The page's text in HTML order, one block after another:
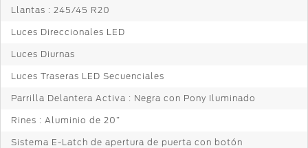
Llantas : 245/45 R20
Luces Direccionales LED
Luces Diurnas
Luces Traseras LED Secuenciales
Parrilla Delantera Activa : Negra con Pony Iluminado
Rines : Aluminio de 20”
Sistema E-Latch de apertura de puerta con botón